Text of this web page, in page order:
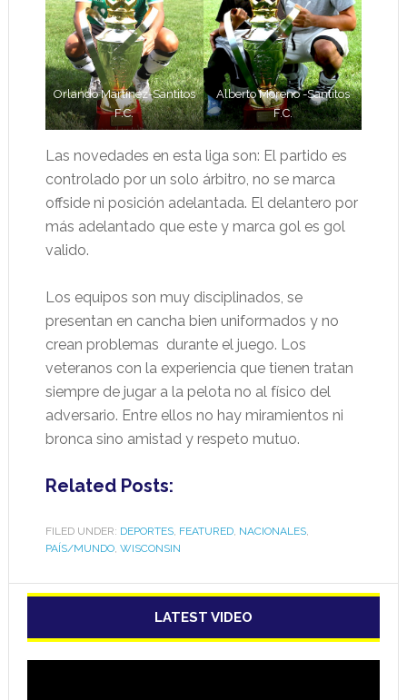
Orlando Martinez-Santitos
F.C.
Alberto Moreno -Santitos
F.C.
Las novedades en esta liga son: El partido es
controlado por un solo árbitro, no se marca
offside ni posición adelantada. El delantero por
más adelantado que este y marca gol es gol
valido.
Los equipos son muy disciplinados, se
presentan en cancha bien uniformados y no
crean problemas durante el juego. Los
veteranos con la experiencia que tienen tratan
siempre de jugar a la pelota no al físico del
adversario. Entre ellos no hay miramientos ni
bronca sino amistad y respeto mutuo.
Related Posts:
FILED UNDER: DEPORTES, FEATURED, NACIONALES,
PAÍS/MUNDO, WISCONSIN
LATEST VIDEO